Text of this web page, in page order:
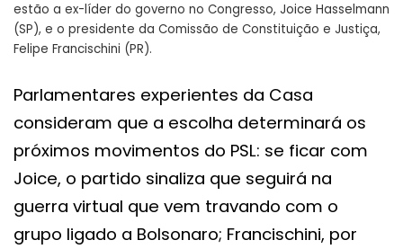
estão a ex-líder do governo no Congresso, Joice Hasselmann
(SP), e o presidente da Comissão de Constituição e Justiça,
Felipe Francischini (PR).
Parlamentares experientes da Casa
consideram que a escolha determinará os
próximos movimentos do PSL: se ficar com
Joice, o partido sinaliza que seguirá na
guerra virtual que vem travando com o
grupo ligado a Bolsonaro; Francischini, por